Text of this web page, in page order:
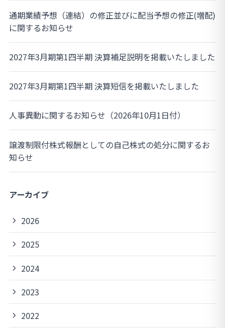
索
通期業績予想（連結）の修正並びに配当予想の修正(増配)
に関するお知らせ
2027年3月期第1四半期 決算補足説明を掲載いたしました
2027年3月期第1四半期 決算短信を掲載いたしました
人事異動に関するお知らせ（2026年10月1日付）
譲渡制限付株式報酬としての自己株式の処分に関するお
知らせ
アーカイブ
2026
2025
2024
2023
2022